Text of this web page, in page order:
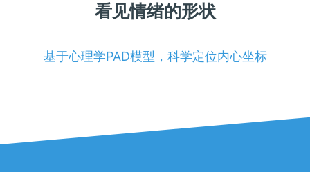
看见情绪的形状
基于心理学PAD模型，科学定位内心坐标